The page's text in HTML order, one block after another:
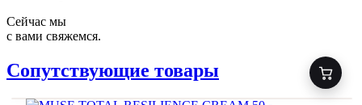
Сейчас мы
с вами свяжемся.
Сопутствующие товары